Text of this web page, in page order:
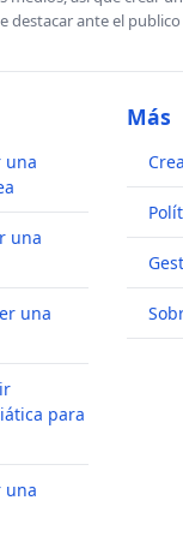
destacar ante el
una
una
una
para
una
Más